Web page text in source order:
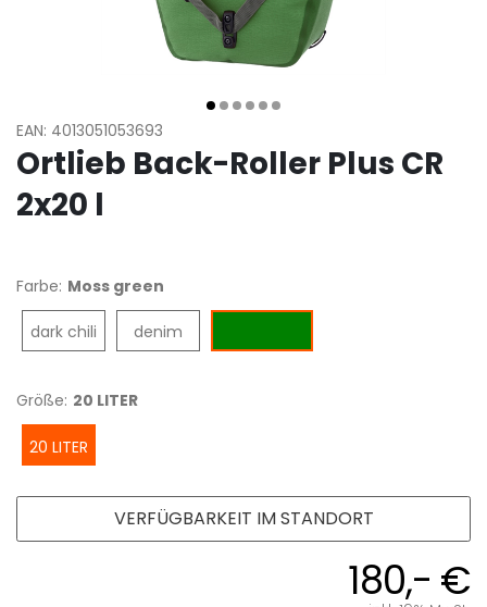
EAN: 4013051053693
Ortlieb Back-Roller Plus CR
2x20 l
Farbe: Moss green
dark chili denim
Größe: 20 LITER
20 LITER
180,- €
VERFÜGBARKEIT IM STANDORT